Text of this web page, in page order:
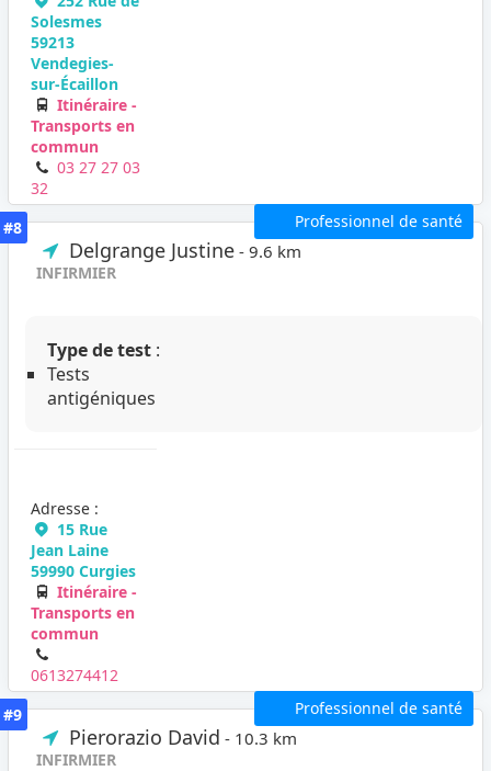
Solesmes
59213
Vendegies-
sur-Écaillon
Itinéraire -
Transports en
commun
03 27 27 03
32
Professionnel de santé
#8
Delgrange Justine - 9.6 km
INFIRMIER
Type de test :
Tests
antigéniques
Adresse :
15 Rue
Jean Laine
59990 Curgies
Itinéraire -
Transports en
commun
0613274412
Professionnel de santé
#9
Pierorazio David - 10.3 km
INFIRMIER